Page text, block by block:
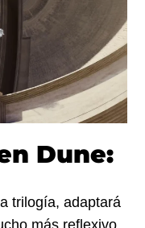
Dune:
trilogía, adaptará
más reflexivo